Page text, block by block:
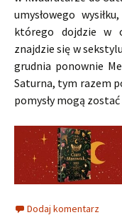
umysłowego
którego dojdzie w
znajdzie się w
grudnia ponownie
Saturna, tym razem
pomysły mogą
Dodaj komentarz